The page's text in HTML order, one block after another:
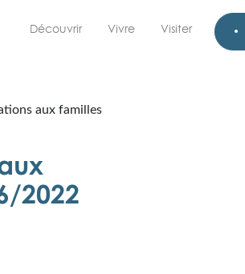
Découvrir Vivre Visiter
aux familles
2022